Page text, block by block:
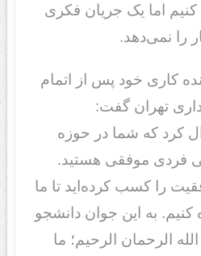
اما یک جریان فکری‌
را نمی‌دهد.
کاری خود پس از اتمام
تهران گفت:
کرد که شما در حوزه
فردی موفقی هستید.
را کسب کرده‌اید تا ما
کنیم. به این جوان دانشجو
الرحمان الرحیم؛ ما